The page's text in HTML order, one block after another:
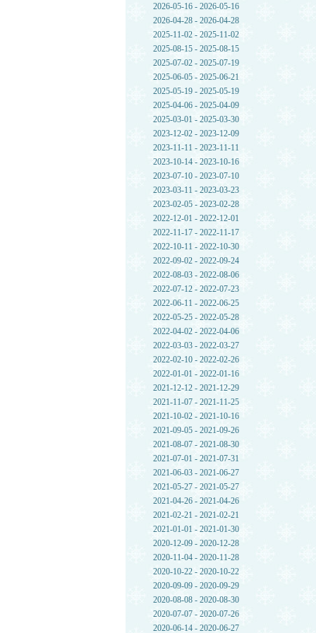
2026-05-16 - 2026-05-16
2026-04-28 - 2026-04-28
2025-11-02 - 2025-11-02
2025-08-15 - 2025-08-15
2025-07-02 - 2025-07-19
2025-06-05 - 2025-06-21
2025-05-19 - 2025-05-19
2025-04-06 - 2025-04-09
2025-03-01 - 2025-03-30
2023-12-02 - 2023-12-09
2023-11-11 - 2023-11-11
2023-10-14 - 2023-10-16
2023-07-10 - 2023-07-10
2023-03-11 - 2023-03-23
2023-02-05 - 2023-02-28
2022-12-01 - 2022-12-01
2022-11-17 - 2022-11-17
2022-10-11 - 2022-10-30
2022-09-02 - 2022-09-24
2022-08-03 - 2022-08-06
2022-07-12 - 2022-07-23
2022-06-11 - 2022-06-25
2022-05-25 - 2022-05-28
2022-04-02 - 2022-04-06
2022-03-03 - 2022-03-27
2022-02-10 - 2022-02-26
2022-01-01 - 2022-01-16
2021-12-12 - 2021-12-29
2021-11-07 - 2021-11-25
2021-10-02 - 2021-10-16
2021-09-05 - 2021-09-26
2021-08-07 - 2021-08-30
2021-07-01 - 2021-07-31
2021-06-03 - 2021-06-27
2021-05-27 - 2021-05-27
2021-04-26 - 2021-04-26
2021-02-21 - 2021-02-21
2021-01-01 - 2021-01-30
2020-12-09 - 2020-12-28
2020-11-04 - 2020-11-28
2020-10-22 - 2020-10-22
2020-09-09 - 2020-09-29
2020-08-08 - 2020-08-30
2020-07-07 - 2020-07-26
2020-06-14 - 2020-06-27